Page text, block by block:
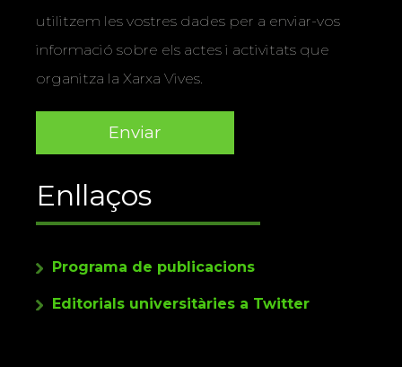
utilitzem les vostres dades per a enviar-vos
informació sobre els actes i activitats que
organitza la Xarxa Vives.
Enllaços
Programa de publicacions
Editorials universitàries a Twitter